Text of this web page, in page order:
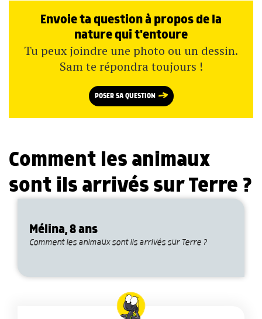
Envoie ta question à propos de la
nature qui t'entoure
Tu peux joindre une photo ou un dessin.
Sam te répondra toujours !
POSER SA QUESTION
Comment les animaux
sont ils arrivés sur Terre ?
Mélina, 8 ans
Comment les animaux sont ils arrivés sur Terre ?